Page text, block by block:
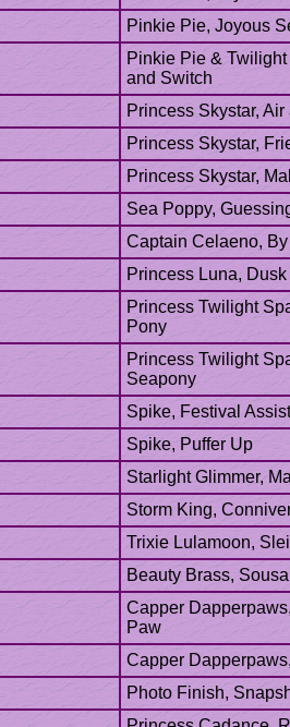
Pinkie Pie &
Princess Twilight
Princess Twilight
Capper